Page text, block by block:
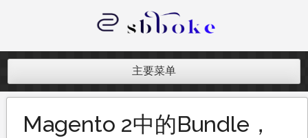
内
记录跨境电商独立站开发遇到的点点
主要菜单
Magento 2中的Bundle，